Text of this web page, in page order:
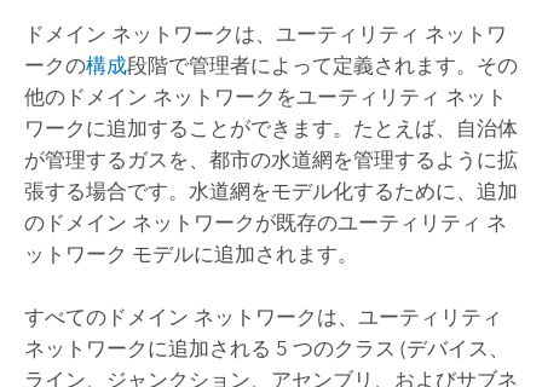
ドメイン ネットワークは、ユーティリティ ネットワ
ークの構成段階で管理者によって定義されます。その
他のドメイン ネットワークをユーティリティ ネット
ワークに追加することができます。たとえば、自治体
が管理するガスを、都市の水道網を管理するように拡
張する場合です。水道網をモデル化するために、追加
のドメイン ネットワークが既存のユーティリティ ネ
ットワーク モデルに追加されます。
すべてのドメイン ネットワークは、ユーティリティ
ネットワークに追加される 5 つのクラス (デバイス、
ライン、ジャンクション、アセンブリ、およびサブネ